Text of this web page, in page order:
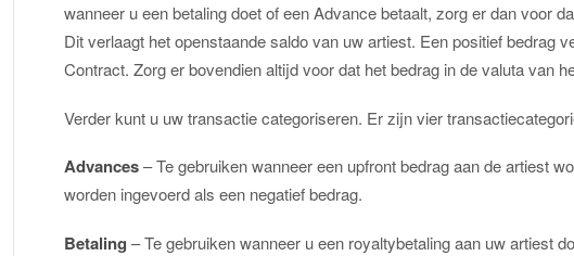
wanneer u een betaling doet of een Advance betaalt, zorg er dan voor
Dit verlaagt het openstaande saldo van uw artiest. Een positief bedrag
Contract. Zorg er bovendien altijd voor dat het bedrag in de valuta van
Verder kunt u uw transactie categoriseren. Er zijn vier
Advances– Te gebruiken wanneer een upfront bedrag aan de artiest
worden ingevoerd als een negatief bedrag.
Betaling – Te gebruiken wanneer u een royaltybetaling aan uw artiest